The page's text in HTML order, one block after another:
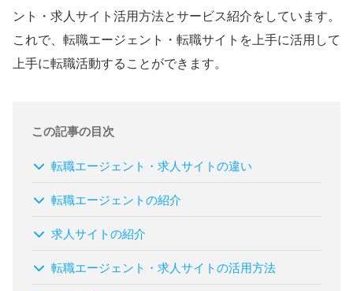
ント・求人サイト活用方法とサービス紹介をしています。
これで、転職エージェント・転職サイトを上手に活用して
上手に転職活動することができます。
この記事の目次
転職エージェント・求人サイトの違い
転職エージェントの紹介
求人サイトの紹介
転職エージェント・求人サイトの活用方法